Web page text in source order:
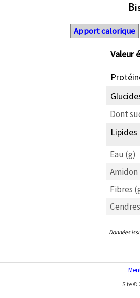
Apport calorique
Valeur
Dont
Lipides
Eau (g)
Amidon
Fibres
Données
Site ©